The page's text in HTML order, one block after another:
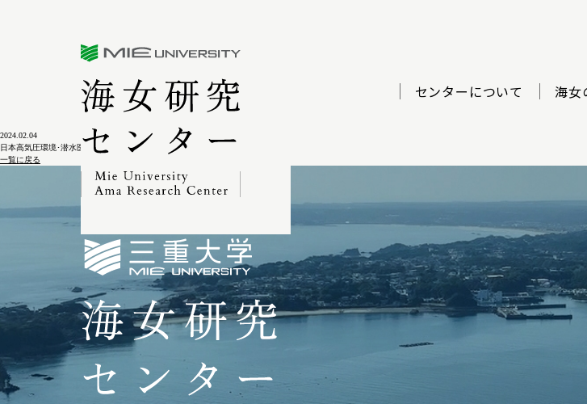
センターについて 海女
2024.02.04
日本高気圧環境･潜水医学界雑誌 Vol.41№1別冊 〈第39回総会特別講演総説〉
一覧に戻る